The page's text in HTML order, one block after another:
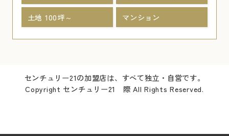
土地 100坪～ マンション
センチュリー21の加盟店は、すべて独立・自営です。
Copyright センチュリー21 際 All Rights Reserved.